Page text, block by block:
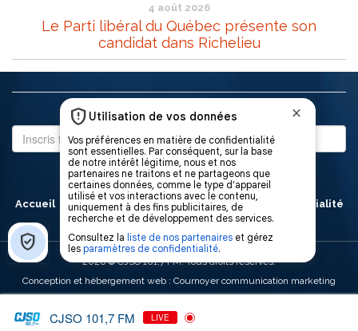
4 août 2026
Le Parti libéral du Québec présente son
candidat dans Richelieu
Abonne-toi à notre infolettre
Accueil À propos L’équipe
Politique de confidentialité
Contact
Publicité
2026© CJSO 101,7 FM. Tous droits réservés.
Conception et hébergement web : Cournoyer communication marketing
CJSO 101,7 FM LIVE